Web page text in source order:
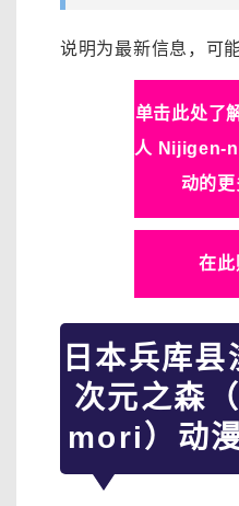
说明为最新信息，可
单击此处了
人 Nijigen-
动的更
在此
日本兵库
次元之森
mori）动